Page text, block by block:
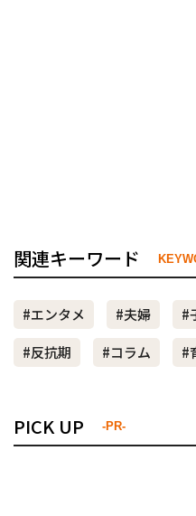
関連キーワード
#エンタメ #夫婦 #
#反抗期
#コラム #
PICK UP -PR-